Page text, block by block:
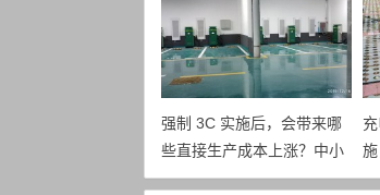
强制 3C 实施后，会带来哪
些直接生产成本上涨？中小
充电桩企业面临怎样的成本
施